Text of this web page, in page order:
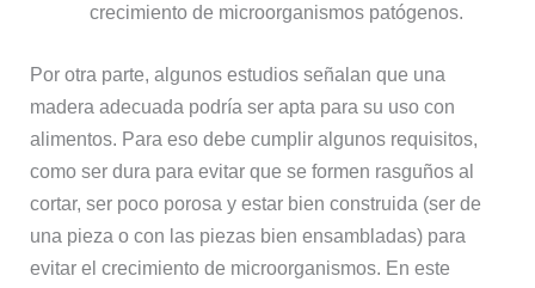
crecimiento de microorganismos patógenos.
Por otra parte, algunos estudios señalan que una
madera adecuada podría ser apta para su uso con
alimentos. Para eso debe cumplir algunos requisitos,
como ser dura para evitar que se formen rasguños al
cortar, ser poco porosa y estar bien construida (ser de
una pieza o con las piezas bien ensambladas) para
evitar el crecimiento de microorganismos. En este